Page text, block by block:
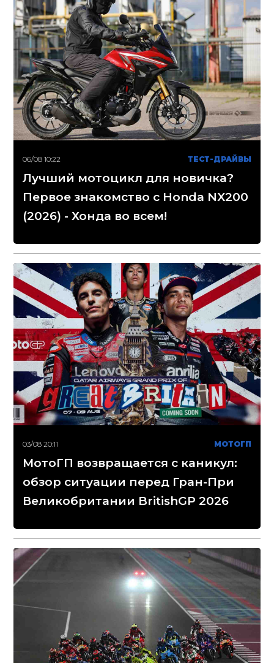
06/08 10:22 ТЕСТ-ДРАЙВЫ
Лучший мотоцикл для новичка?
Первое знакомство с Honda NX200
(2026) - Хонда во всем!
03/08 20:11 МОТОГП
МотоГП возвращается с каникул:
обзор ситуации перед Гран-При
Великобритании BritishGP 2026